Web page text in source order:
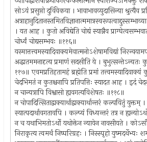
सोऽयं प्रसुप्तो दुर्विवेकया । भावाभावव्युदासिन्या श्रुत्यैव
। यत आह । कुतो अविद्येति चोद्यं स्यान्नैव
चोर्ध्वं चोद्यसम्भवः ॥११६॥
यस्मात्तत्त्वमस्यादिवाक्यमेवात्मनोऽशेषामविद्यां
अद्धातममनादृत्य प्रमाणं सदसीति ये । बुभुत्सन्तेऽन्यतः
११७॥ एवमप्रतिहतामहं ब्रह्मेति प्रमां तत्त्वमस्यादिवाक्यं
चेदभिमतं न कुतश्चनापि प्रतिपत्तिः स्यादत आह । इदं
न चान्यत्रापि विश्वासो ह्यवगत्यविशेषतः ॥११८॥
न चोपादित्सिताद्वाक्यार्थाद्वाक्यार्थान्तरं कल्पयितुं
स्यात्पदार्थावगतावपि । कल्प्यं विध्यन्तरं तत्र न
न च यथाभिमतोऽर्थो यथोक्तेन न्यायेन नावसीयते ।
निराकृत्य त्वमर्थं निष्परिग्रहः । निस्स्पृहो युष्मदर्थेभ्यः